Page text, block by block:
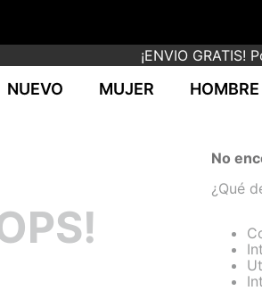
¡ENVIO
NUEVO MUJER HOMBRE
No
¿Qué